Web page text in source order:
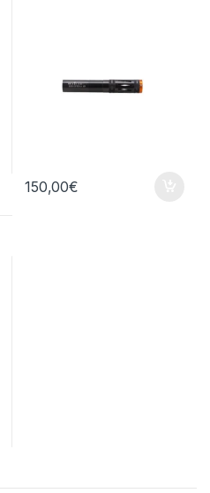
150,00€